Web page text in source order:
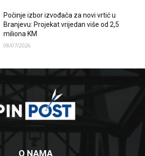
Počinje izbor izvođača za novi vrtić u
Branjevu: Projekat vrijedan više od 2,5
miliona KM
08/07/2026
O NAMA